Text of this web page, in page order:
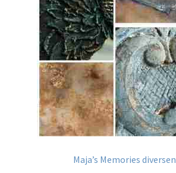
Maja’s Memories diversen